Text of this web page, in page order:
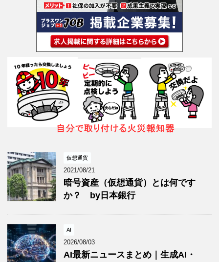
仮想通貨
2021/08/21
暗号資産（仮想通貨）とは何です
か？ by日本銀行
AI
2026/08/03
AI最新ニュースまとめ｜生成AI・